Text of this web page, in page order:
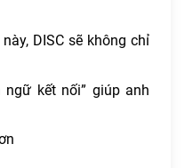
DISC sẽ không chỉ
kết nối” giúp anh